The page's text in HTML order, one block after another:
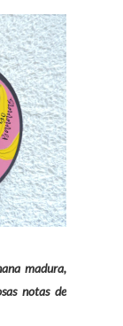
madura,
notas de